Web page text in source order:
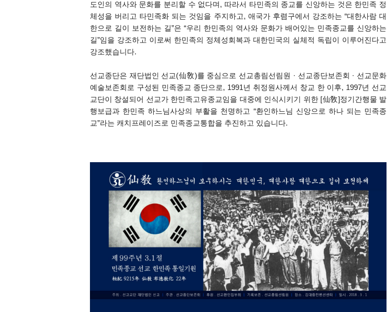
도인의 역사와 문화를 분리할 수 없다며 , 따라서 타민족의 종교를 신앙하는 것은 한민족 정
체성을 버리고 타민족화 되는 것임을 주지하고, 애국가 후렴구에서 강조하는 “대한사람 대
한으로 길이 보전하는 길”은 “우리 한민족의 역사와 문화가 배어있는 민족종교를 신앙하는
길”임을 강조하고 이로써 한민족의 정체성회복과 대한민국의 실체적 독립이 이루어진다고
강조했습니다.
선교종단은 재단법인 선교(仙敎)를 중심으로 선교총림선림원 · 선교종단보존회 · 선교문화
예술보존회로 구성된 민족종교 종단으로, 1991년 취정원사께서 창교 한 이후, 1997년 선교
교단이 창설되어 선교가 한민족고유종교임을 대중에 인식시키기 위한 [仙敎]정기간행물 발
행보급과 한민족 하느님사상의 부활을 천명하고 “환인하느님 신앙으로 하나 되는 민족종
교”라는 캐치프레이즈로 민족종교통합을 추진하고 있습니다.